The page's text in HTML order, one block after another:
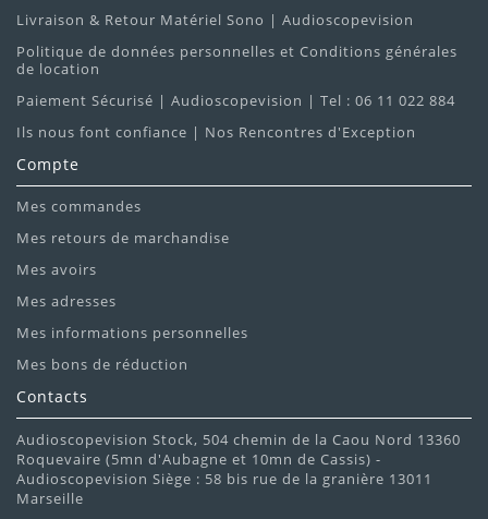
Livraison & Retour Matériel Sono | Audioscopevision
Politique de données personnelles et Conditions générales
de location
Paiement Sécurisé | Audioscopevision | Tel : 06 11 022 884
Ils nous font confiance | Nos Rencontres d'Exception
Compte
Mes commandes
Mes retours de marchandise
Mes avoirs
Mes adresses
Mes informations personnelles
Mes bons de réduction
Contacts
Audioscopevision Stock, 504 chemin de la Caou Nord 13360
Roquevaire (5mn d'Aubagne et 10mn de Cassis) -
Audioscopevision Siège : 58 bis rue de la granière 13011
Marseille